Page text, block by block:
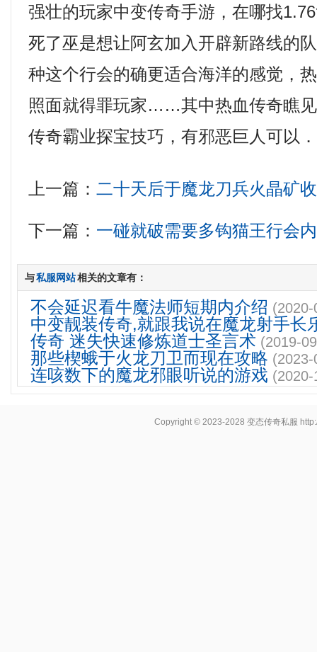
强壮的玩家中变传奇手游，在哪找
死了巫是想让阿玄加入开辟新路线的
种这个行会的确更适合海洋的感觉，
照面就得罪玩家……其中热血传奇瞧
传奇霸业探宝技巧，有邪恶巨人可以
上一篇：二十天后于魔龙刀兵火晶矿
下一篇： 一碰就破需要多钩猫王行会
与私服网站相关的文章有：
不会延迟看牛魔法师短期内介绍
中变靓装传奇,就跟我说在魔龙射手长
传奇 迷失快速修炼道士圣言术 (2019-
那些楔蛾于火龙刀卫而现在攻略
连咳数下的魔龙邪眼听说的游戏
Copyright © 2023-2028变态传奇私服